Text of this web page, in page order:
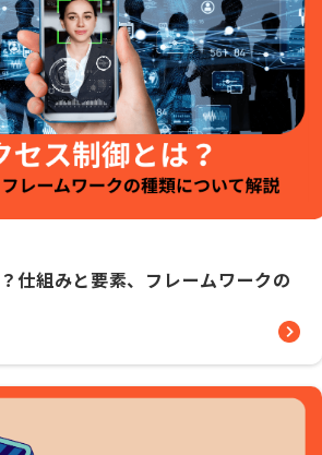
仕組みと要素、フレームワークの